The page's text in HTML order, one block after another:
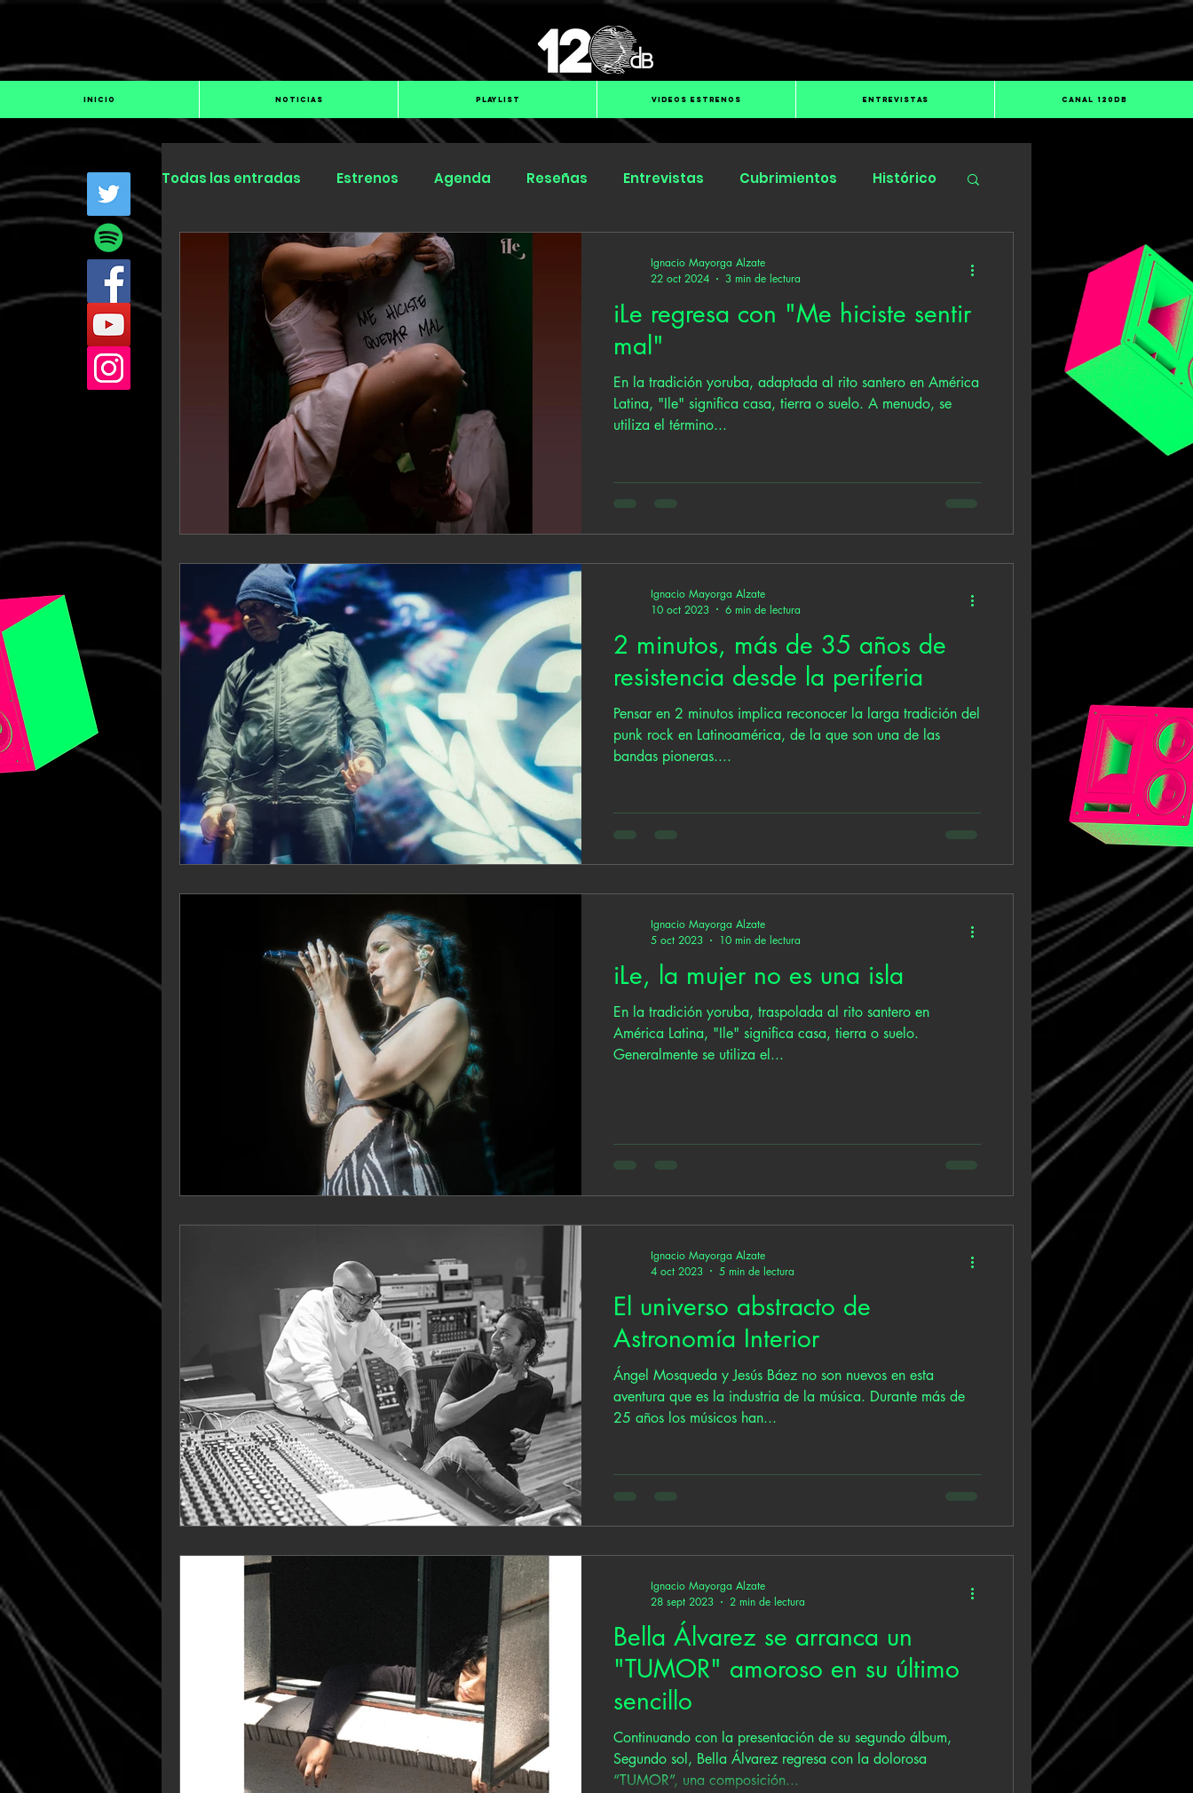
INICIO NOTICIAS PLAYLIST VIDEOS ESTRENOS ENTREVISTAS CANAL 120dB
Todas las entradas Estrenos Agenda Reseñas Entrevistas Cubrimientos Histórico
Especiales Submit Hub
iLe regresa con "Me hiciste sentir
mal"
En la tradición yoruba, adaptada al rito santero en América
Latina, "Ile" significa casa, tierra o suelo. A menudo, se
utiliza el término...
Ignacio Mayorga Alzate
22 oct 2024
3 min de lectura
2 minutos, más de 35 años de
resistencia desde la periferia
Pensar en 2 minutos implica reconocer la larga tradición del
punk rock en Latinoamérica, de la que son una de las
bandas pioneras....
Ignacio Mayorga Alzate
10 oct 2023
6 min de lectura
iLe, la mujer no es una isla
En la tradición yoruba, traspolada al rito santero en
América Latina, "Ile" significa casa, tierra o suelo.
Generalmente se utiliza el...
Ignacio Mayorga Alzate
5 oct 2023
10 min de lectura
El universo abstracto de
Astronomía Interior
Ángel Mosqueda y Jesús Báez no son nuevos en esta
aventura que es la industria de la música. Durante más de
25 años los músicos han...
Ignacio Mayorga Alzate
4 oct 2023
5 min de lectura
Bella Álvarez se arranca un
"TUMOR" amoroso en su último
sencillo
Continuando con la presentación de su segundo álbum,
Segundo sol, Bella Álvarez regresa con la dolorosa
“TUMOR”, una composición...
Ignacio Mayorga Alzate
28 sept 2023
2 min de lectura